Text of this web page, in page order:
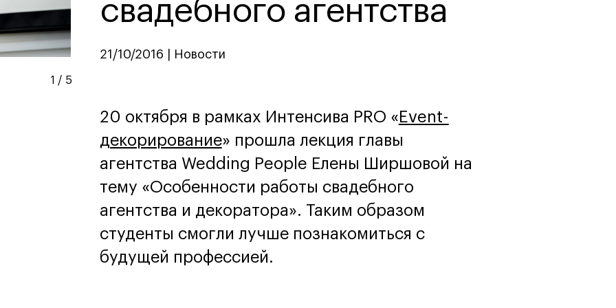
дизайн
Дизайн и декорирование
Бизнес и маркетинг
Подготовительные курсы и
ИЗО и Керамика
Ландшафтный дизайн
программы
и управленца
Онлайн
Для школьников
Для школьников
Интенсивы
Среднесрочные
Долгосрочные
1 / 5
свадебного агентства
21/10/2016 | Новости
20 октября в рамках Интенсива PRO « Event-
декорирование» прошла лекция главы
агентства Wedding People Елены Ширшовой на
тему «Особенности работы свадебного
агентства и декоратора». Таким образом
студенты смогли лучше познакомиться с
будущей профессией.